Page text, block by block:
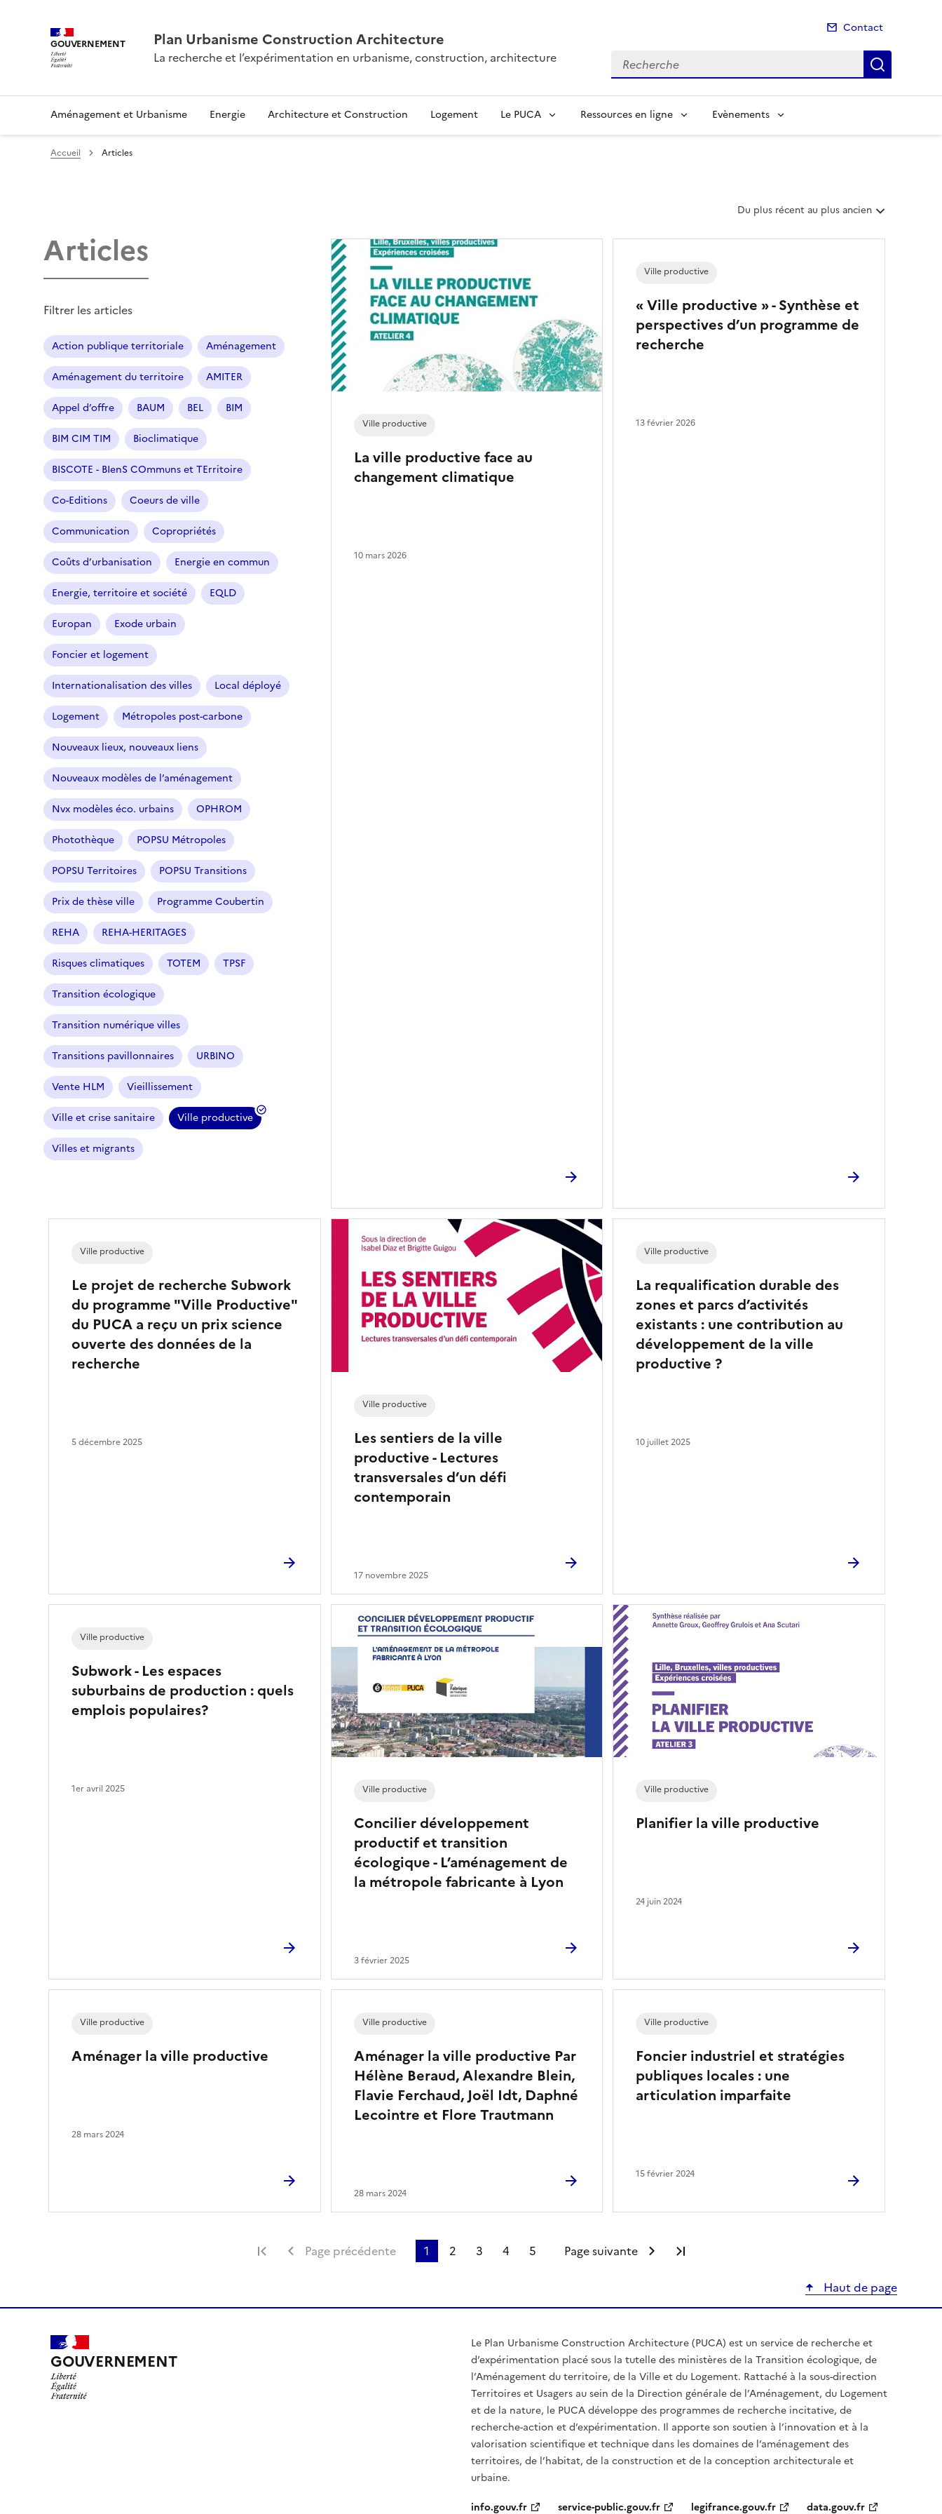
GOUVERNEMENT Plan Urbanisme Construction Architecture
La recherche et l’expérimentation en urbanisme, construction, architecture
Contact
Recherche
Aménagement et Urbanisme Energie Architecture et Construction Logement Le PUCA Ressources en ligne Evènements
Accueil Articles
T
i
s
a
Du plus récent au plus ancien
Articles
Filtrer les articles
Action publique territoriale Aménagement
Aménagement du territoire AMITER
Appel d’offre BAUM BEL BIM
BIM CIM TIM Bioclimatique
BISCOTE - BIenS COmmuns et TErritoire
Co-Editions Coeurs de ville
Communication Copropriétés
Coûts d’urbanisation Energie en commun
Energie, territoire et société EQLD
Europan Exode urbain
Foncier et logement
Internationalisation des villes Local déployé
Logement Métropoles post-carbone
Nouveaux lieux, nouveaux liens
Nouveaux modèles de l’aménagement
Nvx modèles éco. urbains OPHROM
Photothèque POPSU Métropoles
POPSU Territoires POPSU Transitions
Prix de thèse ville Programme Coubertin
REHA REHA-HERITAGES
Risques climatiques TOTEM TPSF
Transition écologique
Transition numérique villes
Transitions pavillonnaires URBINO
Vente HLM Vieillissement
Ville et crise sanitaire Ville productive
(
e
c
t
i
Villes et migrants
La ville productive face au
changement climatique
Ville productive
10 mars 2026
« Ville productive » - Synthèse et
perspectives d’un programme de
recherche
Ville productive
13 février 2026
Le projet de recherche Subwork
du programme "Ville Productive"
du PUCA a reçu un prix science
ouverte des données de la
recherche
Ville productive
5 décembre 2025
Les sentiers de la ville
productive - Lectures
transversales d’un défi
contemporain
Ville productive
17 novembre 2025
La requalification durable des
zones et parcs d’activités
existants : une contribution au
développement de la ville
productive ?
Ville productive
10 juillet 2025
Subwork - Les espaces
suburbains de production : quels
emplois populaires?
Ville productive
1er avril 2025
Concilier développement
productif et transition
écologique - L’aménagement de
la métropole fabricante à Lyon
Ville productive
3 février 2025
Planifier la ville productive
Ville productive
24 juin 2024
Aménager la ville productive
Ville productive
28 mars 2024
Aménager la ville productive Par
Hélène Beraud, Alexandre Blein,
Flavie Ferchaud, Joël Idt, Daphné
Lecointre et Flore Trautmann
Ville productive
28 mars 2024
Foncier industriel et stratégies
publiques locales : une
articulation imparfaite
Ville productive
15 février 2024
Première page
Page précédente 1 2 3 4 5 Page suivante
Haut de page
GOUVERNEMENT
Le Plan Urbanisme Construction Architecture (PUCA) est un service de recherche et
d’expérimentation placé sous la tutelle des ministères de la Transition écologique, de
l’Aménagement du territoire, de la Ville et du Logement. Rattaché à la sous-direction
Territoires et Usagers au sein de la Direction générale de l’Aménagement, du Logement
et de la nature, le PUCA développe des programmes de recherche incitative, de
recherche-action et d’expérimentation. Il apporte son soutien à l’innovation et à la
valorisation scientifique et technique dans les domaines de l’aménagement des
territoires, de l’habitat, de la construction et de la conception architecturale et
urbaine.
info.gouv.fr
service-public.gouv.fr legifrance.gouv.fr data.gouv.fr